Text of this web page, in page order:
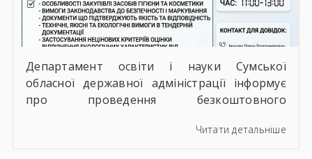
Департамент освіти і науки Сумської
обласної державної адміністрації інформує
про проведення безкоштовного
особистої гігієни та косметичні засоби у
Читати детальніше